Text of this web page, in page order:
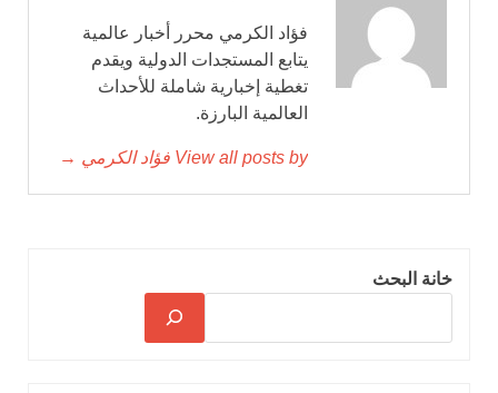
فؤاد الكرمي محرر أخبار عالمية
يتابع المستجدات الدولية ويقدم
تغطية إخبارية شاملة للأحداث
العالمية البارزة.
View all posts by فؤاد الكرمي →
خانة البحث